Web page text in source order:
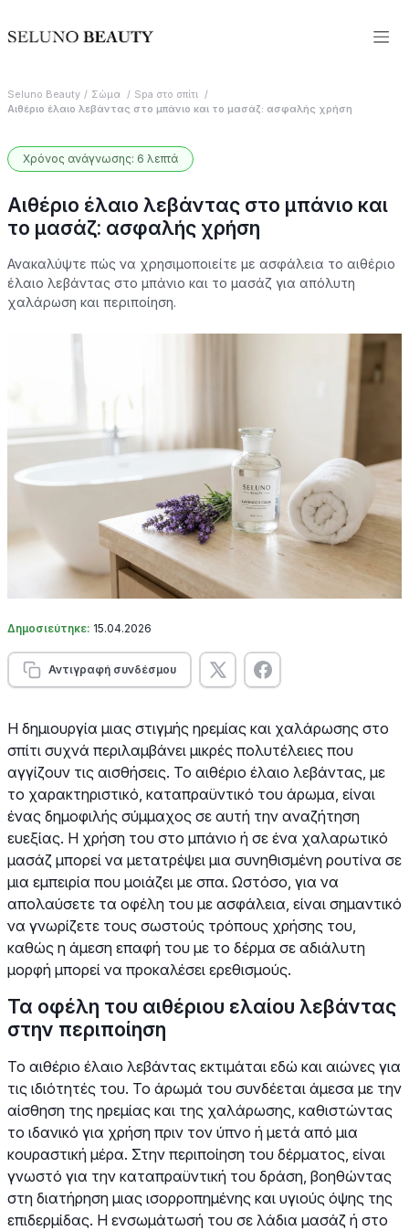
Seluno Beauty Σώμα
Spa στο σπίτι
Αιθέριο έλαιο λεβάντας στο μπάνιο και το μασάζ: ασφαλής χρήση
Χρόνος ανάγνωσης: 6 λεπτά
Αιθέριο έλαιο λεβάντας στο μπάνιο και
το μασάζ: ασφαλής χρήση
Ανακαλύψτε πώς να χρησιμοποιείτε με ασφάλεια το αιθέριο
έλαιο λεβάντας στο μπάνιο και το μασάζ για απόλυτη
χαλάρωση και περιποίηση.
Δημοσιεύτηκε: 15.04.2026
Αντιγραφή συνδέσμου
Η δημιουργία μιας στιγμής ηρεμίας και χαλάρωσης στο
σπίτι συχνά περιλαμβάνει μικρές πολυτέλειες που
αγγίζουν τις αισθήσεις. Το αιθέριο έλαιο λεβάντας, με
το χαρακτηριστικό, καταπραϋντικό του άρωμα, είναι
ένας δημοφιλής σύμμαχος σε αυτή την αναζήτηση
ευεξίας. Η χρήση του στο μπάνιο ή σε ένα χαλαρωτικό
μασάζ μπορεί να μετατρέψει μια συνηθισμένη ρουτίνα σε
μια εμπειρία που μοιάζει με σπα. Ωστόσο, για να
απολαύσετε τα οφέλη του με ασφάλεια, είναι σημαντικό
να γνωρίζετε τους σωστούς τρόπους χρήσης του,
καθώς η άμεση επαφή του με το δέρμα σε αδιάλυτη
μορφή μπορεί να προκαλέσει ερεθισμούς.
Τα οφέλη του αιθέριου ελαίου λεβάντας
στην περιποίηση
Το αιθέριο έλαιο λεβάντας εκτιμάται εδώ και αιώνες για
τις ιδιότητές του. Το άρωμά του συνδέεται άμεσα με την
αίσθηση της ηρεμίας και της χαλάρωσης, καθιστώντας
το ιδανικό για χρήση πριν τον ύπνο ή μετά από μια
κουραστική μέρα. Στην περιποίηση του δέρματος, είναι
γνωστό για την καταπραϋντική του δράση, βοηθώντας
στη διατήρηση μιας ισορροπημένης και υγιούς όψης της
επιδερμίδας. Η ενσωμάτωσή του σε λάδια μασάζ ή στο